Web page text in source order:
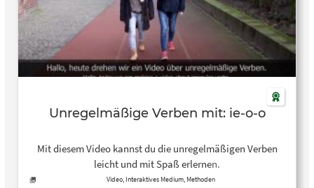
Unregelmäßige Verben mit: ie-o-o
Mit diesem Video kannst du die unregelmäßigen Verben
leicht und mit Spaß erlernen.
Video, Interaktives Medium, Methoden